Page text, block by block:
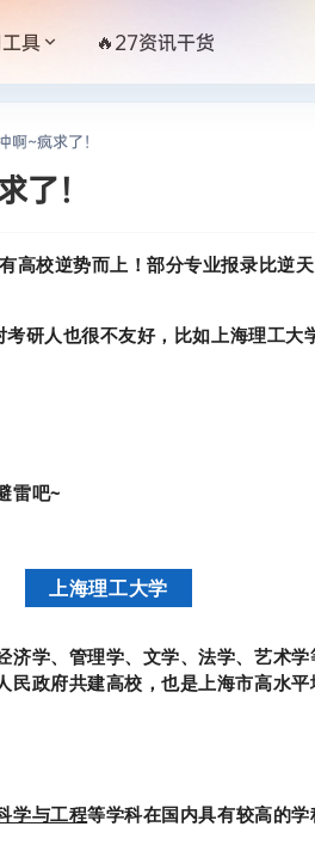
具 🔥27资讯干货
啊~疯求了！
了！
高校逆势而上！部分专业报录比逆
研人也很不友好，比如上海理工大
雷吧~
上海理工大学
学、管理学、文学、法学、艺术
政府共建高校，也是上海市高水平
学与工程等学科在国内具有较高的学